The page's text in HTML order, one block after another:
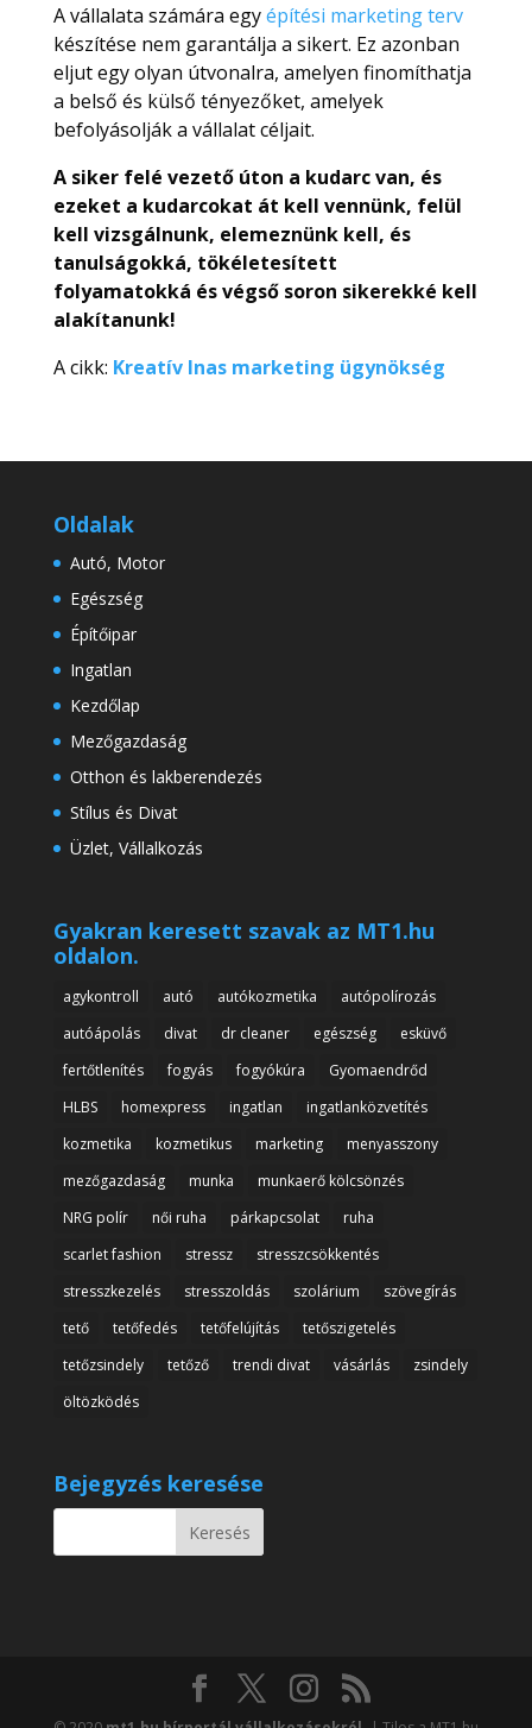
A vállalata számára egyépítési marketing terv
készítése nem garantálja a sikert. Ez azonban
eljut egy olyan útvonalra, amelyen finomíthatja
a belső és külső tényezőket, amelyek
befolyásolják a vállalat céljait.
A siker felé vezető úton a kudarc van, és
ezeket a kudarcokat át kell vennünk, felül
kell vizsgálnunk, elemeznünk kell, és
tanulságokká, tökéletesített
folyamatokká és végső soron sikerekké kell
alakítanunk!
A cikk: Kreatív Inas marketing ügynökség
Oldalak
Autó, Motor
Egészség
Építőipar
Ingatlan
Kezdőlap
Mezőgazdaság
Otthon és lakberendezés
Stílus és Divat
Üzlet, Vállalkozás
Gyakran keresett szavak az MT1.hu
oldalon.
agykontroll autó autókozmetika
autópolírozás
autóápolás
divat dr cleaner egészség
esküvő
fertőtlenítés
fogyás fogyókúra
Gyomaendrőd
HLBS
homexpress ingatlan
ingatlanközvetítés
kozmetika
kozmetikus marketing
menyasszony
mezőgazdaság
munka
munkaerő kölcsönzés
NRG polír
női ruha párkapcsolat
ruha
scarlet fashion
stressz
stresszcsökkentés
stresszkezelés
stresszoldás szolárium
szövegírás
tető
tetőfedés tetőfelújítás
tetőszigetelés
tetőzsindely
tetőző trendi divat vásárlás
zsindely
öltözködés
Bejegyzés keresése